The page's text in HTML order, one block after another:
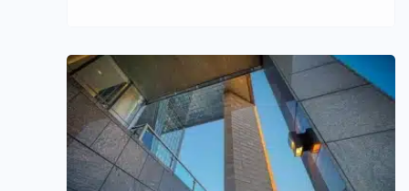
فهم أنواع الشركات ليس مجرد معرفة
نظرية، بل قرار استراتيجي يحدد مستقبل
مشروعك من اليوم الأول. في هذا الدليل،
ستتعرف على جميع أنواع الشركات في
السعودية، والفرق بينها، ومتى تختار […]